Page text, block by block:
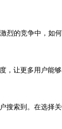
烈的竞争中，如
，让更多用户能
搜索到。在选择